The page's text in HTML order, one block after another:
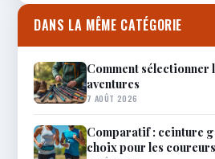
DANS LA MÊME CATÉGORIE
Comment sélectionner
aventures
7 AOÛT 2026
Comparatif : ceinture
choix pour les